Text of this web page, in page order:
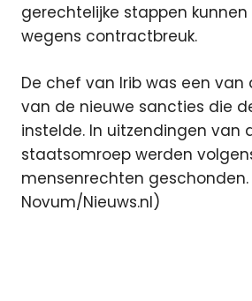
gerechtelijke stappen
wegens contractbreuk.
De chef van Irib was een
van de nieuwe sancties die
instelde. In uitzendingen van
staatsomroep werden
mensenrechten
Novum/Nieuws.nl)